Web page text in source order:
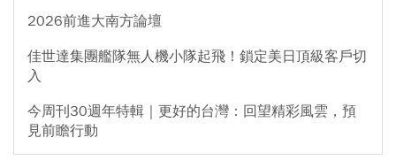
2026前進大南方論壇
佳世達集團艦隊無人機小隊起飛！鎖定美日頂級客戶切
入
今周刊30週年特輯｜更好的台灣：回望精彩風雲，預
見前瞻行動